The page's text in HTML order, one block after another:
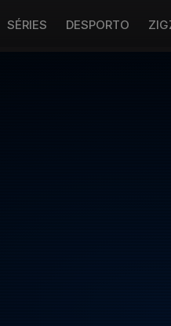
SÉRIES DESPORTO